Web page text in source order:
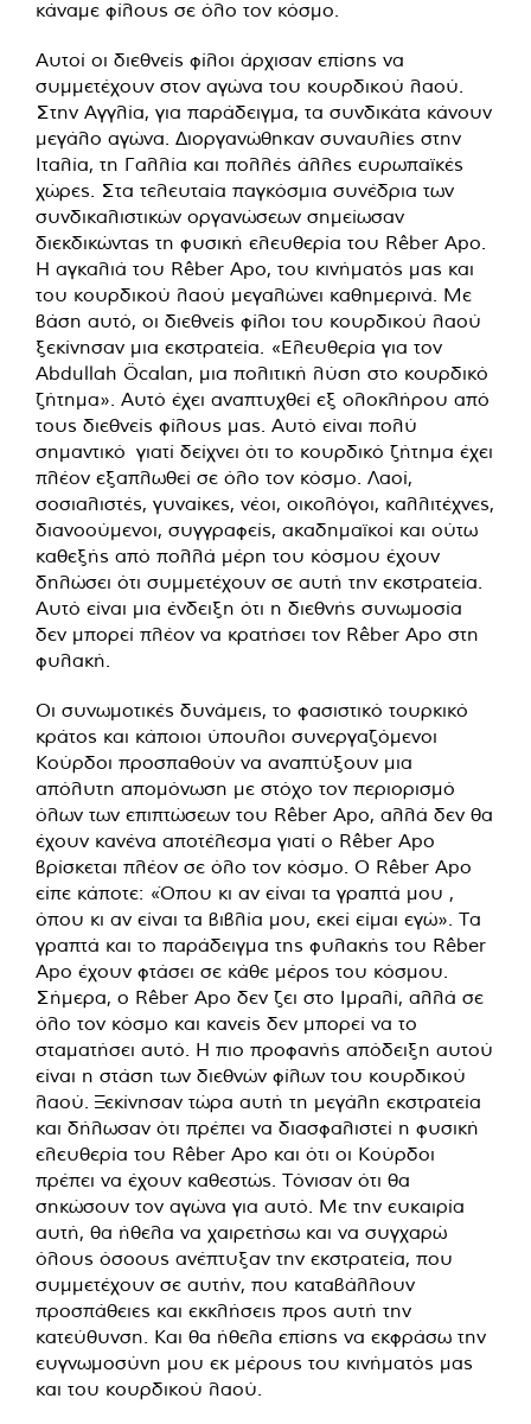
κάναμε φίλους σε όλο τον κόσμο.
Αυτοί οι διεθνείς φίλοι άρχισαν επίσης να
συμμετέχουν στον αγώνα του κουρδικού λαού.
Στην Αγγλία, για παράδειγμα, τα συνδικάτα κάνουν
μεγάλο αγώνα. Διοργανώθηκαν συναυλίες στην
Ιταλία, τη Γαλλία και πολλές άλλες ευρωπαϊκές
χώρες. Στα τελευταία παγκόσμια συνέδρια των
συνδικαλιστικών οργανώσεων σημείωσαν
διεκδικώντας τη φυσική ελευθερία του Rêber Apo.
Η αγκαλιά του Rêber Apo, του κινήματός μας και
του κουρδικού λαού μεγαλώνει καθημερινά. Με
βάση αυτό, οι διεθνείς φίλοι του κουρδικού λαού
ξεκίνησαν μια εκστρατεία. «Ελευθερία για τον
Abdullah Öcalan, μια πολιτική λύση στο κουρδικό
ζήτημα». Αυτό έχει αναπτυχθεί εξ ολοκλήρου από
τους διεθνείς φίλους μας. Αυτό είναι πολύ
σημαντικό γιατί δείχνει ότι το κουρδικό ζήτημα έχει
πλέον εξαπλωθεί σε όλο τον κόσμο. Λαοί,
σοσιαλιστές, γυναίκες, νέοι, οικολόγοι, καλλιτέχνες,
διανοούμενοι, συγγραφείς, ακαδημαϊκοί και ούτω
καθεξής από πολλά μέρη του κόσμου έχουν
δηλώσει ότι συμμετέχουν σε αυτή την εκστρατεία.
Αυτό είναι μια ένδειξη ότι η διεθνής συνωμοσία
δεν μπορεί πλέον να κρατήσει τον Rêber Apo στη
φυλακή.
Οι συνωμοτικές δυνάμεις, το φασιστικό τουρκικό
κράτος και κάποιοι ύπουλοι συνεργαζόμενοι
Κούρδοι προσπαθούν να αναπτύξουν μια
απόλυτη απομόνωση με στόχο τον περιορισμό
όλων των επιπτώσεων του Rêber Apo, αλλά δεν θα
έχουν κανένα αποτέλεσμα γιατί ο Rêber Apo
βρίσκεται πλέον σε όλο τον κόσμο. Ο Rêber Apo
είπε κάποτε: «Όπου κι αν είναι τα γραπτά μου ,
όπου κι αν είναι τα βιβλία μου, εκεί είμαι εγώ». Τα
γραπτά και το παράδειγμα της φυλακής του Rêber
Apo έχουν φτάσει σε κάθε μέρος του κόσμου.
Σήμερα, ο Rêber Apo δεν ζει στο Ιμραλί, αλλά σε
όλο τον κόσμο και κανείς δεν μπορεί να το
σταματήσει αυτό. Η πιο προφανής απόδειξη αυτού
είναι η στάση των διεθνών φίλων του κουρδικού
λαού. Ξεκίνησαν τώρα αυτή τη μεγάλη εκστρατεία
και δήλωσαν ότι πρέπει να διασφαλιστεί η φυσική
ελευθερία του Rêber Apo και ότι οι Κούρδοι
πρέπει να έχουν καθεστώς. Τόνισαν ότι θα
σηκώσουν τον αγώνα για αυτό. Με την ευκαιρία
αυτή, θα ήθελα να χαιρετήσω και να συγχαρώ
όλους όσοους ανέπτυξαν την εκστρατεία, που
συμμετέχουν σε αυτήν, που καταβάλλουν
προσπάθειες και εκκλήσεις προς αυτή την
κατεύθυνση. Και θα ήθελα επίσης να εκφράσω την
ευγνωμοσύνη μου εκ μέρους του κινήματός μας
και του κουρδικού λαού.